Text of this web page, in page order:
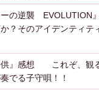
ーの逆襲
？そのアイデンティテ
供』感想 これぞ、観
でる子守唄！！